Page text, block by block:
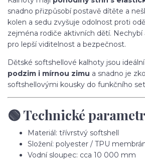
snadno přizpůsobí postavě dítěte a
kolen a sedu zvyšuje odolnost proti
zejména rodiče aktivních dětí. Nechybí
pro lepší viditelnost a bezpečnost.
Dětské softshellové kalhoty jsou
podzim i mírnou zimu a snadno je
softshellovými kousky do funkčního
🟢 Technické
Materiál: třívrstvý softshell
Složení: polyester / TPU
Vodní sloupec: cca 10 000 mm